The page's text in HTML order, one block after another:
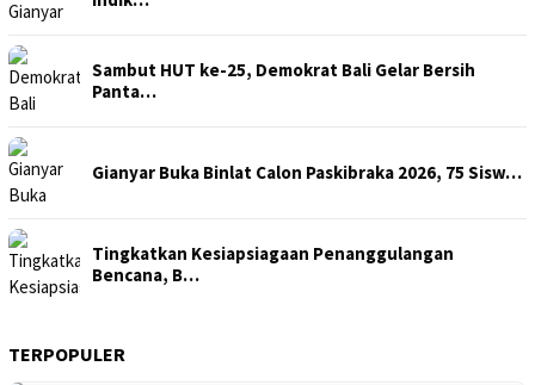
Sambut HUT ke-25, Demokrat Bali Gelar Bersih
Panta…
Gianyar Buka Binlat Calon Paskibraka 2026, 75 Sisw…
Tingkatkan Kesiapsiagaan Penanggulangan
Bencana, B…
TERPOPULER